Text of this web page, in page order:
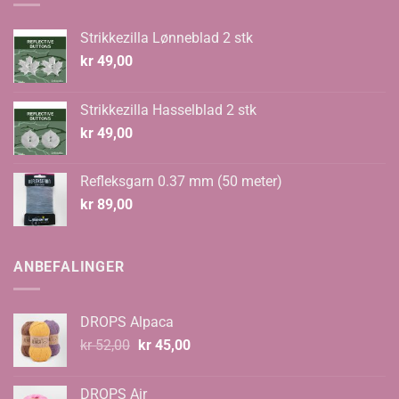
Strikkezilla Lønneblad 2 stk
kr 49,00
Strikkezilla Hasselblad 2 stk
kr 49,00
Refleksgarn 0.37 mm (50 meter)
kr 89,00
ANBEFALINGER
DROPS Alpaca
kr52,00 Opprinnelig
kr45,00Nåværende
DROPS Air